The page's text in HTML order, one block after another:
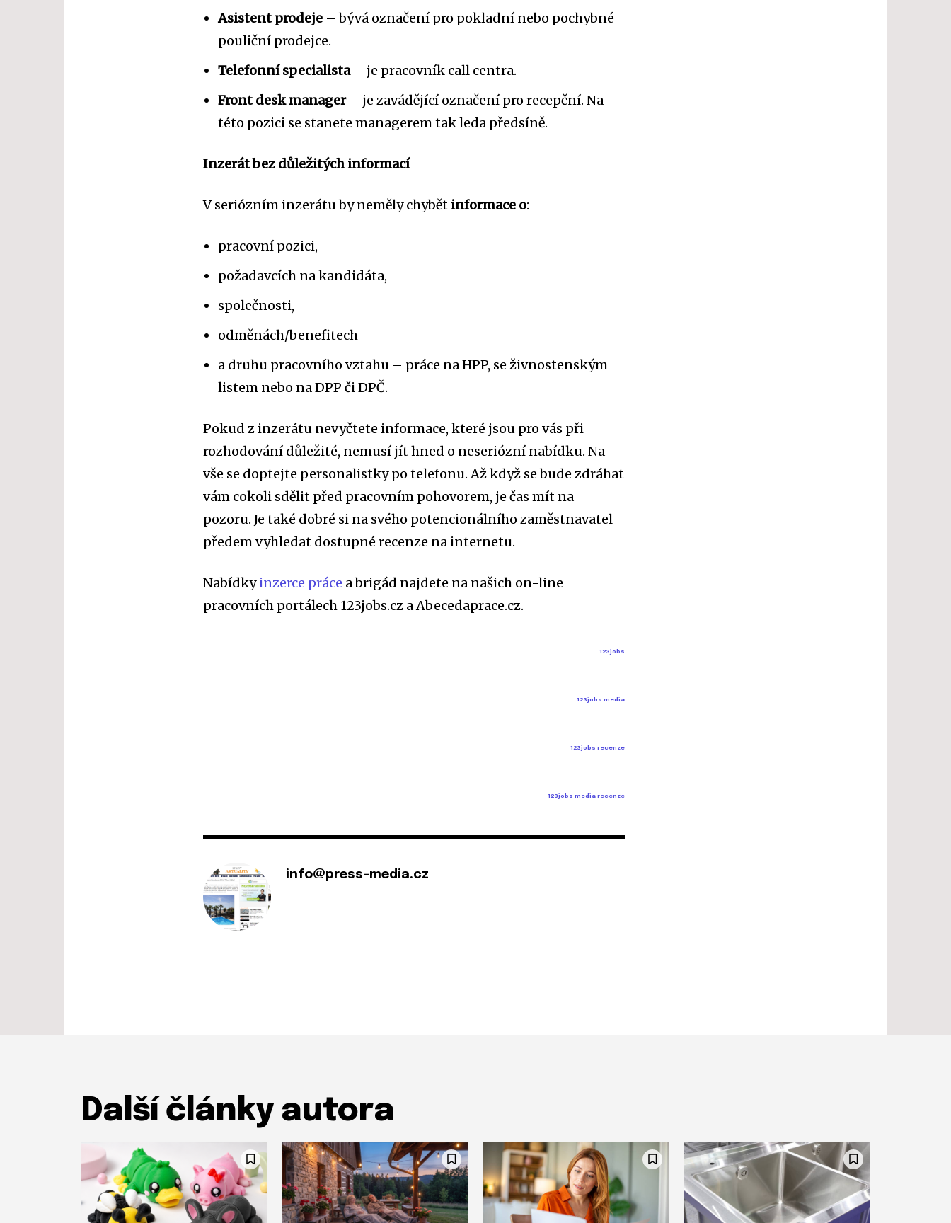
Asistent prodeje – bývá označení pro pokladní nebo pochybné
pouliční prodejce.
Telefonní specialista– je pracovník call centra.
Front desk manager– je zavádějící označení pro recepční. Na
této pozici se stanete managerem tak leda předsíně.
Inzerát bez důležitých informací
V seriózním inzerátu by neměly chybětinformace o:
pracovní pozici,
požadavcích na kandidáta,
společnosti,
odměnách/benefitech
a druhu pracovního vztahu – práce na HPP, se živnostenským
listem nebo na DPP či DPČ.
Pokud z inzerátu nevyčtete informace, které jsou pro vás při
rozhodování důležité, nemusí jít hned o neseriózní nabídku. Na
vše se doptejte personalistky po telefonu. Až když se bude zdráhat
vám cokoli sdělit před pracovním pohovorem, je čas mít na
pozoru. Je také dobré si na svého potencionálního zaměstnavatel
předem vyhledat dostupné recenze na internetu.
Nabídkyinzerce práce a brigád najdete na našich on-line
pracovních portálech 123jobs.cz a Abecedaprace.cz.
123jobs
123jobs media
123jobs recenze
123jobs media recenze
info@press-media.cz
Další články autora